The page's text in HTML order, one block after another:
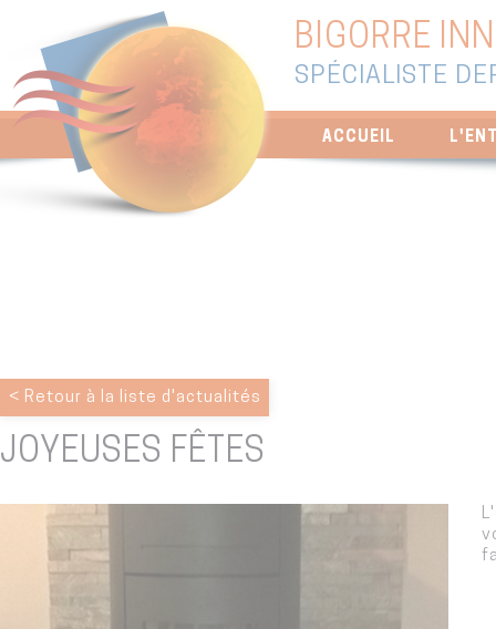
BIGORRE
SPÉCIALISTE
ACCUEIL
< Retour à la liste d'actualités
JOYEUSES FÊTES